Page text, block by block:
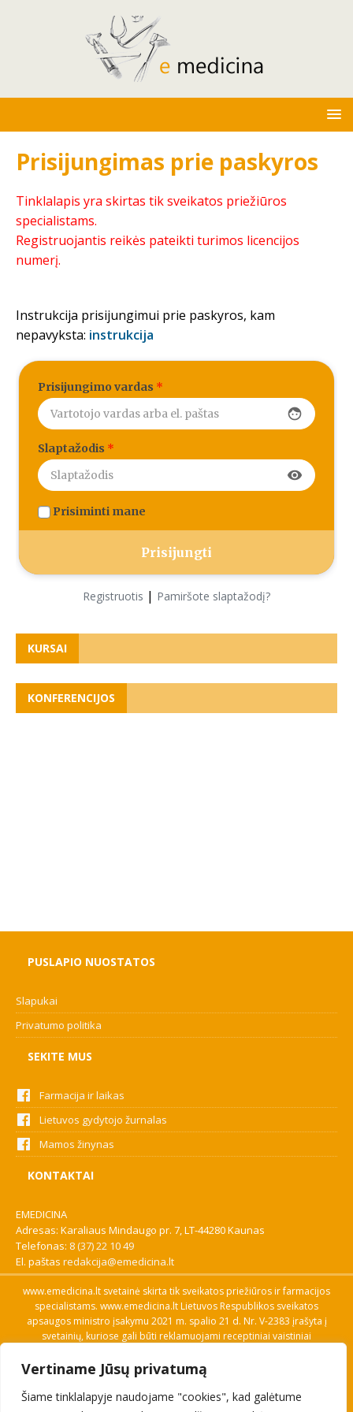
Vertiname Jūsų privatumą
Šiame tinklalapyje naudojame "cookies", kad galėtume
Prisijungimas prie paskyros
Tinklalapis yra skirtas tik sveikatos priežiūros
specialistams.
Registruojantis reikės pateikti turimos licencijos
numerį.
Instrukcija prisijungimui prie paskyros, kam
nepavyksta: instrukcija
Prisijungimo vardas *
face
Slaptažodis *
visibility
Prisiminti mane
Registruotis | Pamiršote slaptažodį?
KURSAI
KONFERENCIJOS
PUSLAPIO NUOSTATOS
Slapukai
Privatumo politika
SEKITE MUS
Farmacija ir laikas
Lietuvos gydytojo žurnalas
Mamos žinynas
KONTAKTAI
EMEDICINA
Adresas: Karaliaus Mindaugo pr. 7, LT-44280 Kaunas
Telefonas: 8 (37) 22 10 49
El. paštas redakcija@emedicina.lt
www.emedicina.lt svetainė skirta tik sveikatos priežiūros ir farmacijos
specialistams. www.emedicina.lt Lietuvos Respublikos sveikatos
apsaugos ministro įsakymu 2021 m. spalio 21 d. Nr. V-2383 įrašyta į
svetainių, kuriose gali būti reklamuojami receptiniai vaistiniai
savo profesinę kvalifikaciją. Naudingos nuorodos: Vaistų ir medicinos
pagalbos priemonių kainų paieška, VVKT tinklalapis, Sveikatos
priežiūros ar farmacijos specialisto pranešimo apie įtariamą